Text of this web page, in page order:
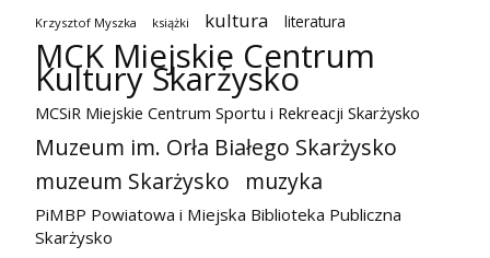
Krzysztof Myszka książki kultura literatura
MCK Miejskie Centrum
Kultury Skarżysko
MCSiR Miejskie Centrum Sportu i Rekreacji Skarżysko
Muzeum im. Orła Białego Skarżysko
muzeum Skarżysko
muzyka
PiMBP Powiatowa i Miejska Biblioteka Publiczna
Skarżysko